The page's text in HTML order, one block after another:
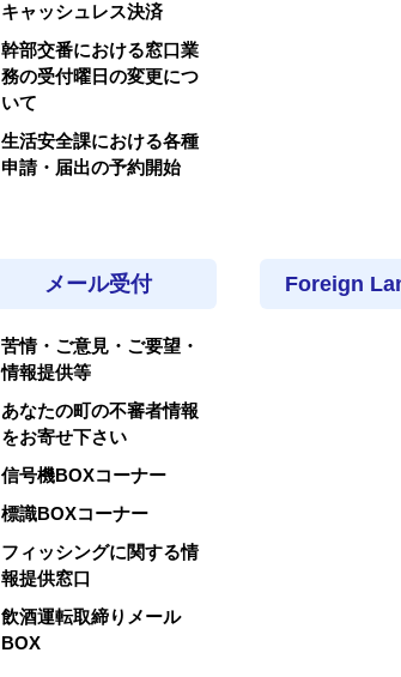
キャッシュレス決済
幹部交番における窓口業
務の受付曜日の変更につ
いて
生活安全課における各種
申請・届出の予約開始
メール受付
苦情・ご意見・ご要望・
情報提供等
あなたの町の不審者情報
をお寄せ下さい
信号機BOXコーナー
標識BOXコーナー
フィッシングに関する情
報提供窓口
飲酒運転取締りメール
BOX
Foreign